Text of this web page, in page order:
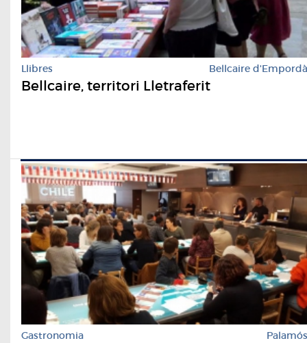
Llibres Bellcaire d'Empordà
Bellcaire, territori Lletraferit
Gastronomia Palamós